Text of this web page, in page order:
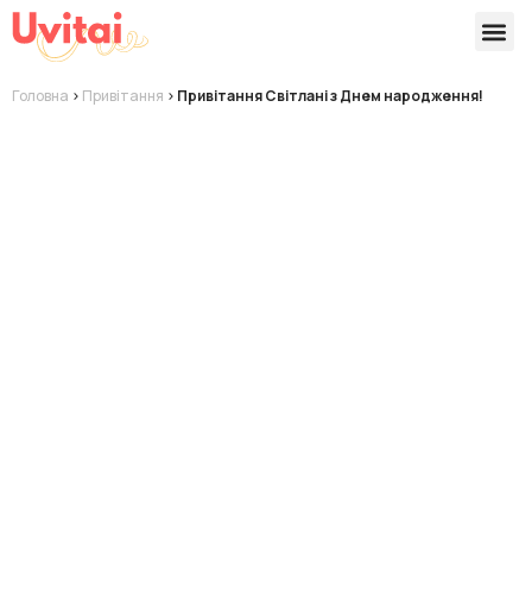
Головна > Привітання > Привітання Світлані з Днем народження!